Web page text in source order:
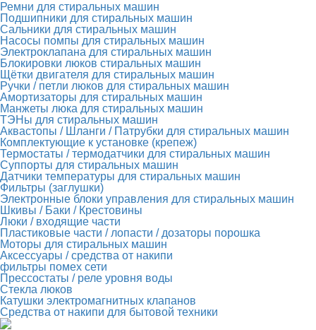
Ремни для стиральных машин
Подшипники для стиральных машин
Сальники для стиральных машин
Насосы помпы для стиральных машин
Электроклапана для стиральных машин
Блокировки люков стиральных машин
Щётки двигателя для стиральных машин
Ручки / петли люков для стиральных машин
Амортизаторы для стиральных машин
Манжеты люка для стиральных машин
ТЭНы для стиральных машин
Аквастопы / Шланги / Патрубки для стиральных машин
Комплектующие к установке (крепеж)
Термостаты / термодатчики для стиральных машин
Суппорты для стиральных машин
Датчики температуры для стиральных машин
Фильтры (заглушки)
Электронные блоки управления для стиральных машин
Шкивы / Баки / Крестовины
Люки / входящие части
Пластиковые части / лопасти / дозаторы порошка
Моторы для стиральных машин
Аксессуары / средства от накипи
фильтры помех сети
Прессостаты / реле уровня воды
Стекла люков
Катушки электромагнитных клапанов
Средства от накипи для бытовой техники